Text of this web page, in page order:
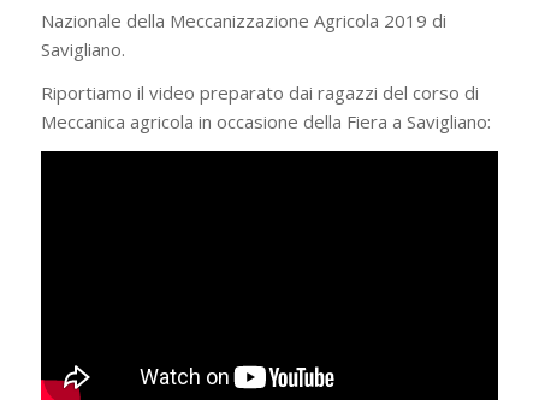
Nazionale della Meccanizzazione Agricola 2019 di
Savigliano.
Riportiamo il video preparato dai ragazzi del corso di
Meccanica agricola in occasione della Fiera a Savigliano: